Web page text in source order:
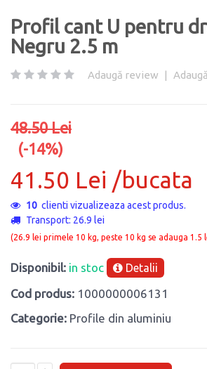
Profil cant U pentru
Negru 2.5 m
Adaugă review |
48.50 Lei
(-14%)
41.50 Lei /bucata
10 clienti vizualizeaza acest produs.
Transport: 26.9 lei
(26.9 lei primele 10 kg, peste 10 kg se adauga 1.5
Disponibil: in stoc Detalii
Cod produs: 1000000006131
Categorie: Profile din aluminiu